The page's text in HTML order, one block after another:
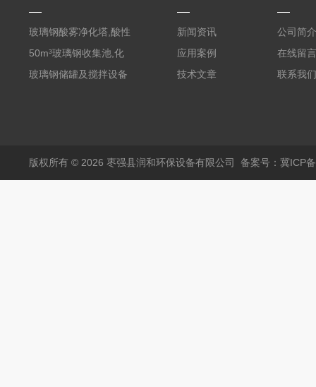
玻璃钢酸雾净化塔,酸性
废气洗涤塔处理工艺
50m³玻璃钢收集池,化
粪罐
玻璃钢储罐及搅拌设备
新闻资讯
应用案例
技术文章
公司简介
在线留言
联系我们
版权所有 © 2026 枣强县润和环保设备有限公司 备案号：冀ICP